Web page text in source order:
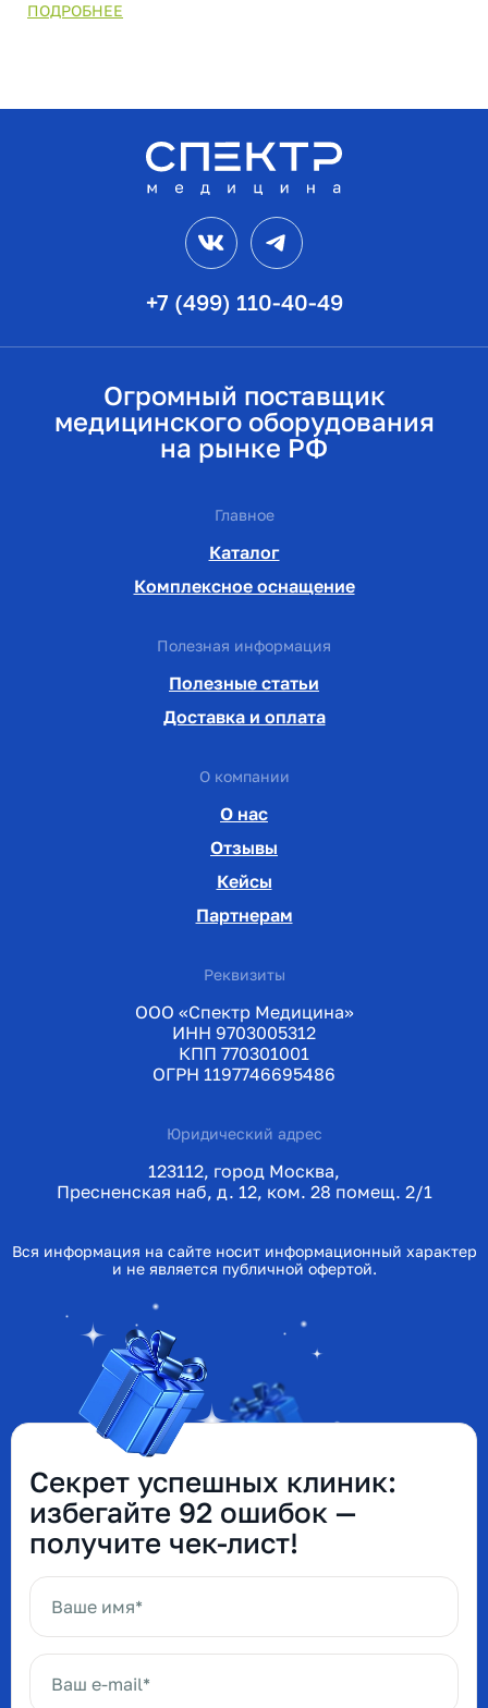
ПОДРОБНЕЕ
+7 (499) 110-40-49
VK
Огромный поставщик
медицинского оборудования
на рынке РФ
Главное
Каталог
Комплексное оснащение
Полезная информация
Полезные статьи
Доставка и оплата
О компании
О нас
Отзывы
Кейсы
Партнерам
Реквизиты
ООО «Спектр Медицина»
ИНН 9703005312
КПП 770301001
ОГРН 1197746695486
Юридический адрес
123112, город Москва,
Пресненская наб, д. 12, ком. 28 помещ. 2/1
Вся информация на сайте носит информационный характер
и не является публичной офертой.
Секрет успешных клиник:
избегайте 92 ошибок —
получите чек-лист!